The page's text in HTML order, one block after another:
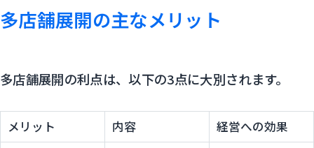
多店舗展開の主なメリット
多店舗展開の利点は、以下の3点に大別されます。
メリット 内容 経営への効果